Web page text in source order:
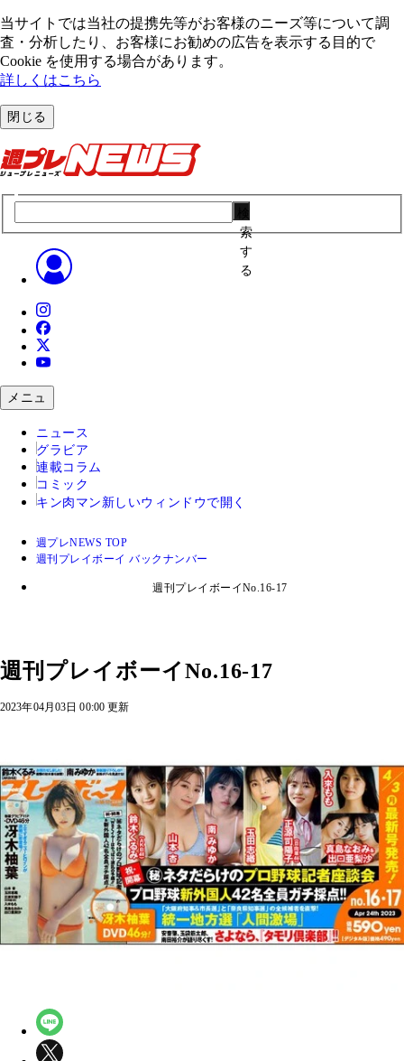
当サイトでは当社の提携先等がお客様のニーズ等について調
査・分析したり、お客様にお勧めの広告を表⽰する⽬的で
Cookie を使⽤する場合があります。
詳しくはこちら
閉じる
索
す
る
メニュ
ニュース
グラビア
連載コラム
コミック
キン肉マン 新しいウィンドウで開く
週プレNEWS TOP
週刊プレイボーイ バックナンバー
週刊プレイボーイNo.16-17
週刊プレイボーイNo.16-17
2023年04月03日 00:00 更新